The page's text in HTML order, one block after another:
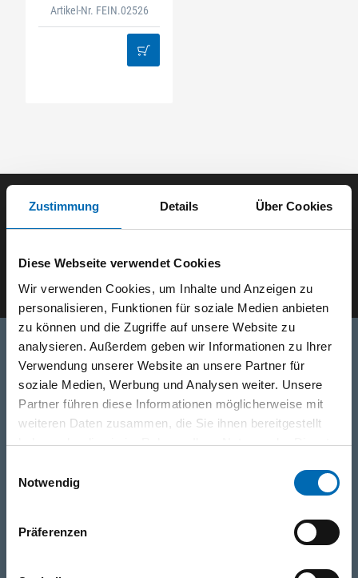
Zustimmung Details Über Cookies
Diese Webseite verwendet Cookies
Wir verwenden Cookies, um Inhalte und Anzeigen zu
personalisieren, Funktionen für soziale Medien anbieten
zu können und die Zugriffe auf unsere Website zu
analysieren. Außerdem geben wir Informationen zu Ihrer
Verwendung unserer Website an unsere Partner für
soziale Medien, Werbung und Analysen weiter. Unsere
Partner führen diese Informationen möglicherweise mit
weiteren Daten zusammen, die Sie ihnen bereitgestellt
haben oder die sie im Rahmen Ihrer Nutzung der Dienste
Notwendig
Präferenzen
Artikel-Nr. FEIN.02526
E-Mail eingeben
Telefon
0316/2771-0(Mo - Do: 07:30 - 17:00 Uhr Fr: 07:30 - 13:00 Uhr)
WhatsApp